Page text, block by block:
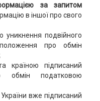
за запитом
в іншої про свого
уникнення подвійного
про обмін
країною підписаний
обмін податковою
вже підписаний